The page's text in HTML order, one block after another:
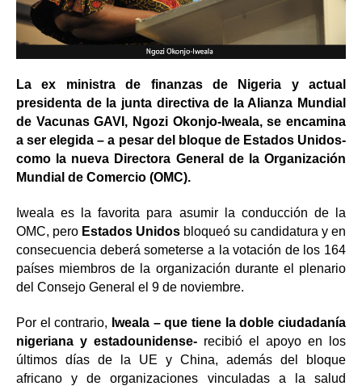
La ex ministra de finanzas de Nigeria y actual
presidenta de la junta directiva de la Alianza Mundial
de Vacunas GAVI, Ngozi Okonjo-Iweala, se encamina
a ser elegida – a pesar del bloque de Estados Unidos-
como la nueva Directora General de la Organización
Mundial de Comercio (OMC).
Iweala es la favorita para asumir la conducción de la
OMC, pero Estados Unidos bloqueó su candidatura y en
consecuencia deberá someterse a la votación de los 164
países miembros de la organización durante el plenario
del Consejo General el 9 de noviembre.
Por el contrario, Iweala – que tiene la doble ciudadanía
nigeriana y estadounidense- recibió el apoyo en los
últimos días de la UE y China, además del bloque
africano y de organizaciones vinculadas a la salud